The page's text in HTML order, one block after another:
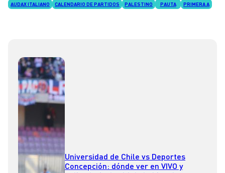
AUDAX ITALIANO CALENDARIO DE PARTIDOS PALESTINO PAUTA PRIMERA A
Universidad de Chile vs Deportes
Concepción: dónde ver en VIVO y